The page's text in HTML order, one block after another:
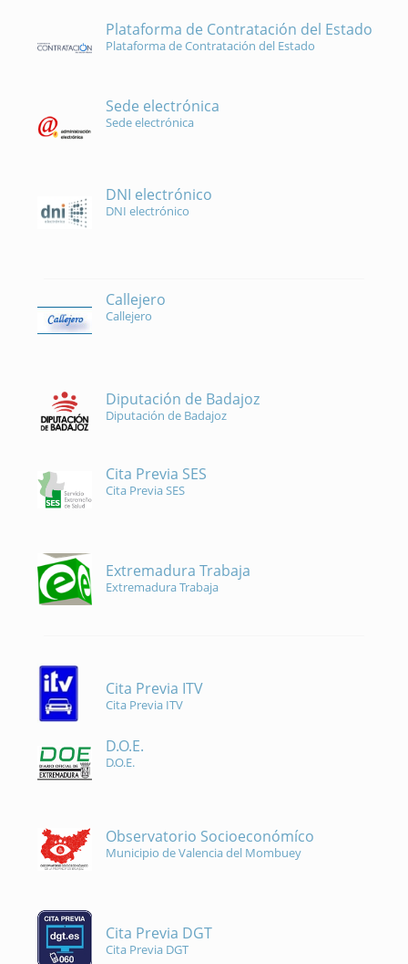
Plataforma de Contratación del Estado
Plataforma de Contratación del Estado
Sede electrónica
Sede electrónica
DNI electrónico
DNI electrónico
Callejero
Callejero
Diputación de Badajoz
Diputación de Badajoz
Cita Previa SES
Cita Previa SES
Extremadura Trabaja
Extremadura Trabaja
Cita Previa ITV
Cita Previa ITV
D.O.E.
D.O.E.
Observatorio Socioeconómíco
Municipio de Valencia del Mombuey
Cita Previa DGT
Cita Previa DGT